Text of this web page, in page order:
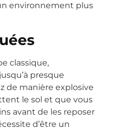
environnement plus
classique,
presque
de manière explosive
le sol et que vous
avant de les reposer
d’être un